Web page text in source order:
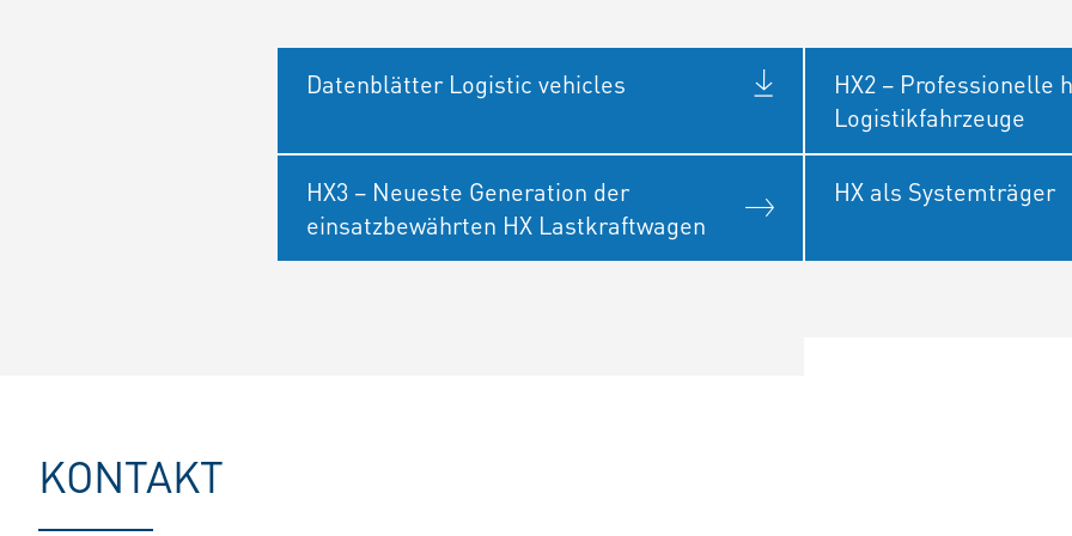
Datenblätter Logistic vehicles
HX2 – Professionelle
Logistikfahrzeuge
HX3 – Neueste Generation der
einsatzbewährten HX Lastkraftwagen
HX als Systemträger
KONTAKT